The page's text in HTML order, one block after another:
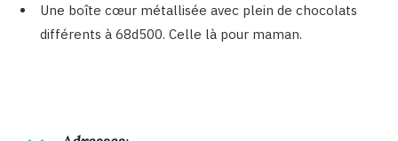
Une boîte cœur métallisée avec plein de chocolats
différents à 68d500. Celle là pour maman.